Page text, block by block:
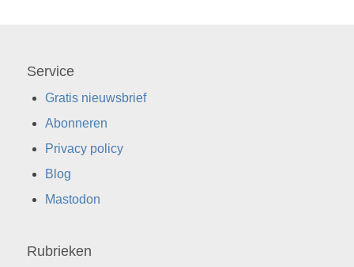
Service
Gratis nieuwsbrief
Abonneren
Privacy policy
Blog
Mastodon
Rubrieken